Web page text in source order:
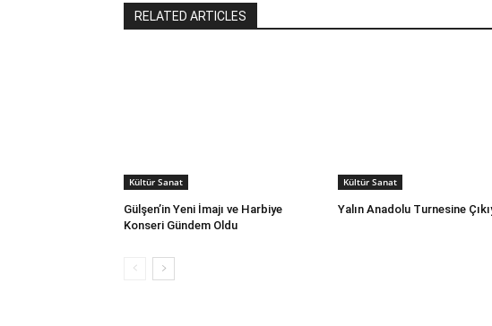
RELATED ARTICLES
Kültür Sanat
Gülşen’in Yeni İmajı ve Harbiye
Konseri Gündem Oldu
Kültür Sanat
Yalın Anadolu Turnesine